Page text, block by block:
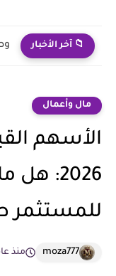
📁 آخر الأخبار
مال وأعمال
الأسهم
2026: هل
للمستثمر
moza777 منذ عام